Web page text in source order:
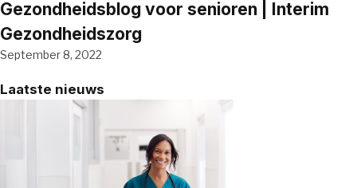
Gezondheidsblog voor senioren | Interim
Gezondheidszorg
September 8, 2022
Laatste nieuws